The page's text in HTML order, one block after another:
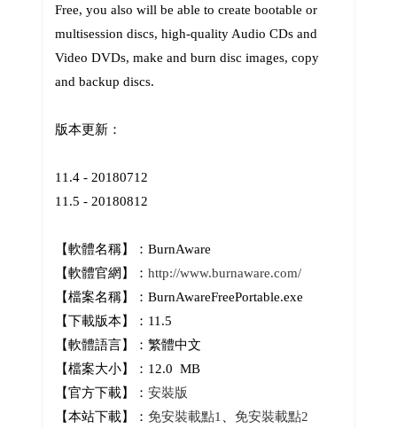
Free, you also will be able to create bootable or
multisession discs, high-quality Audio CDs and
Video DVDs, make and burn disc images, copy
and backup discs.
版本更新：
11.4 - 20180712
11.5 - 20180812
【軟體名稱】：BurnAware
【軟體官網】： http://www.burnaware.com/
【檔案名稱】：BurnAwareFreePortable.exe
【下載版本】：11.5
【軟體語言】：繁體中文
【檔案大小】：12.0 MB
【官方下載】： 安裝版
【本站下載】： 免安裝載點1、 免安裝載點2